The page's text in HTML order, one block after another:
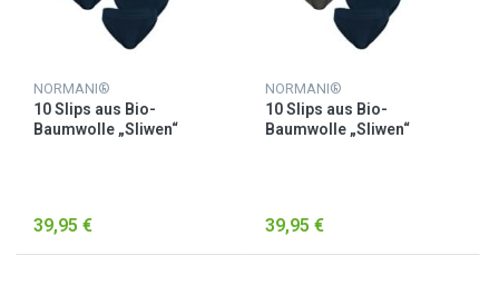
NORMANI®
10 Slips aus Bio-
Baumwolle „Sliwen“
39,95 €
NORMANI®
10 Slips aus Bio-
Baumwolle „Sliwen“
39,95 €